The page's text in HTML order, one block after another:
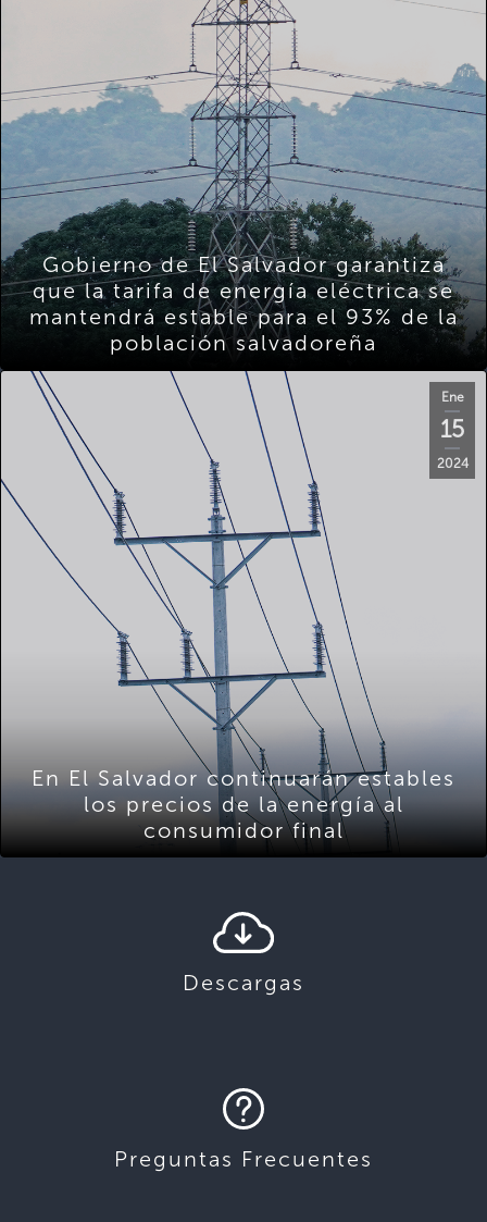
Gobierno de El Salvador garantiza
que la tarifa de energía eléctrica se
mantendrá estable para el 93% de la
población salvadoreña
Ene
15
2024
En El Salvador continuarán estables
los precios de la energía al
consumidor final
Descargas
Preguntas Frecuentes